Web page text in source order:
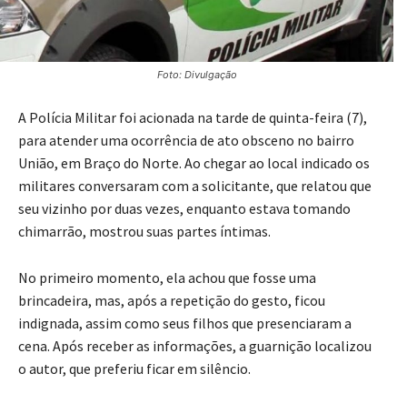
Foto: Divulgação
A Polícia Militar foi acionada na tarde de quinta-feira (7),
para atender uma ocorrência de ato obsceno no bairro
União, em Braço do Norte. Ao chegar ao local indicado os
militares conversaram com a solicitante, que relatou que
seu vizinho por duas vezes, enquanto estava tomando
chimarrão, mostrou suas partes íntimas.
No primeiro momento, ela achou que fosse uma
brincadeira, mas, após a repetição do gesto, ficou
indignada, assim como seus filhos que presenciaram a
cena. Após receber as informações, a guarnição localizou
o autor, que preferiu ficar em silêncio.